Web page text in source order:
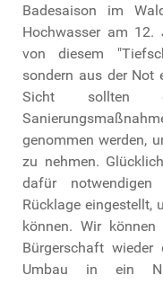
Badesaison im
Hochwasser am
von diesem
sondern aus der Not
Sicht sollten
genommen werden,
zu nehmen.
dafür
Rücklage eingestellt,
können. Wir
Bürgerschaft
Umbau in ein